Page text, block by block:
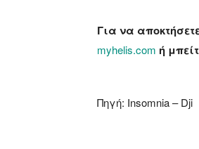
Για να
myhelis.com ή
Πηγή: Insomnia – Dji